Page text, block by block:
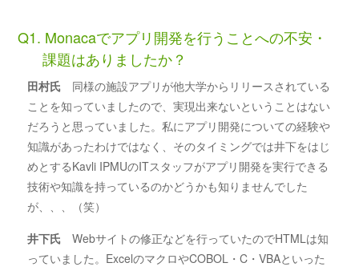
Q1. Monacaでアプリ開発を行うことへの不安・
課題はありましたか？
田村氏 同様の施設アプリが他大学からリリースされている
ことを知っていましたので、実現出来ないということはない
だろうと思っていました。私にアプリ開発についての経験や
知識があったわけではなく、そのタイミングでは井下をはじ
めとするKavli IPMUのITスタッフがアプリ開発を実行できる
技術や知識を持っているのかどうかも知りませんでした
が、、、（笑）
井下氏 Webサイトの修正などを行っていたのでHTMLは知
っていました。ExcelのマクロやCOBOL・C・VBAといった